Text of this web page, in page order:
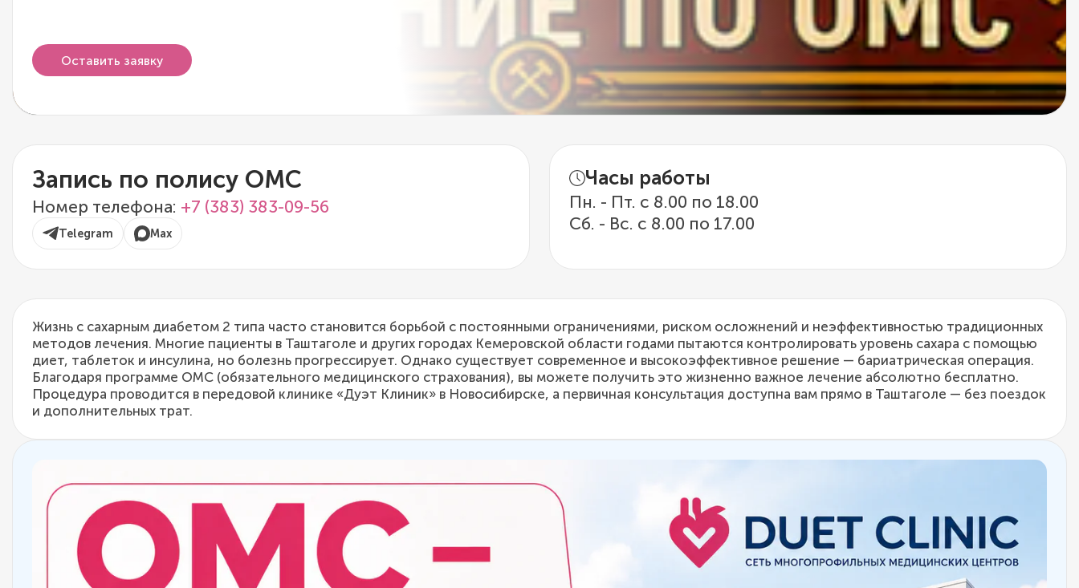
Оставить заявку
Запись по полису ОМС
Номер телефона: +7 (383) 383-09-56
Telegram Max
Часы работы
Пн. - Пт. с 8.00 по 18.00
Сб. - Вс. с 8.00 по 17.00
Жизнь с сахарным диабетом 2 типа часто становится борьбой с постоянными ограничениями, риском осложнений и неэффективностью традиционных
методов лечения. Многие пациенты в Таштаголе и других городах Кемеровской области годами пытаются контролировать уровень сахара с помощью
диет, таблеток и инсулина, но болезнь прогрессирует. Однако существует современное и высокоэффективное решение — бариатрическая операция.
Благодаря программе ОМС (обязательного медицинского страхования), вы можете получить это жизненно важное лечение абсолютно бесплатно.
Процедура проводится в передовой клинике «Дуэт Клиник» в Новосибирске, а первичная консультация доступна вам прямо в Таштаголе — без поездок
и дополнительных трат.